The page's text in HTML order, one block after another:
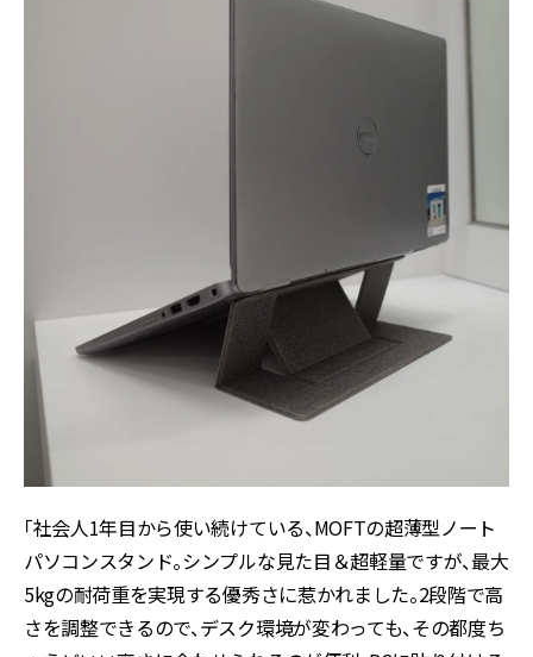
「社会人1年目から使い続けている、MOFTの超薄型ノート
パソコンスタンド。シンプルな見た目＆超軽量ですが、最大
5kgの耐荷重を実現する優秀さに惹かれました。2段階で高
さを調整できるので、デスク環境が変わっても、その都度ち